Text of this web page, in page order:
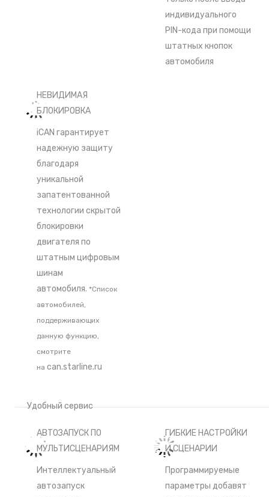
индивидуального
PIN-кода при помощи
штатных кнопок
автомобиля
НЕВИДИМАЯ
БЛОКИРОВКА
iCAN гарантирует
надежную защиту
благодаря
уникальной
запатентованной
технологии скрытой
блокировки
двигателя по
штатным цифровым
шинам
автомобиля. *Список
автомобилей,
поддерживающих
данную функцию,
смотрите
на can.starline.ru
Удобный сервис
АВТОЗАПУСК ПО
МУЛЬТИСЦЕНАРИЯМ
Интеллектуальный
автозапуск
ГИБКИЕ НАСТРОЙКИ
И СЦЕНАРИИ
Программируемые
параметры добавят